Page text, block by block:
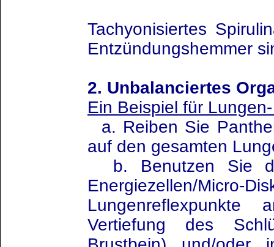
Tachyonisiertes
Entzündungshemmer
2. Unbalanciertes
Ein Beispiel für
a. Reiben Sie
auf den gesamten
b. Benutzen Sie
Energiezellen/
Lungenreflexpunkte
Vertiefung des